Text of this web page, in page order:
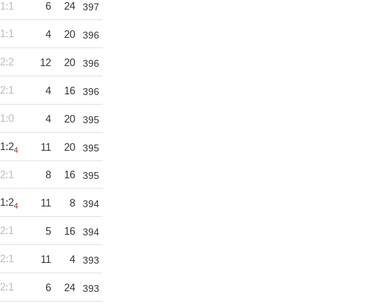
1:1 6 24 397
1:1 4 20 396
2:2 12 20 396
2:1 4 16 396
1:0 4 20 395
1:24 11 20 395
2:1 8 16 395
1:24 11 8 394
2:1 5 16 394
2:1 11 4 393
2:1 6 24 393